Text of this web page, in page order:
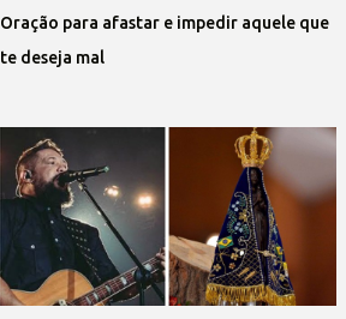
Oração para afastar e impedir aquele que
te deseja mal